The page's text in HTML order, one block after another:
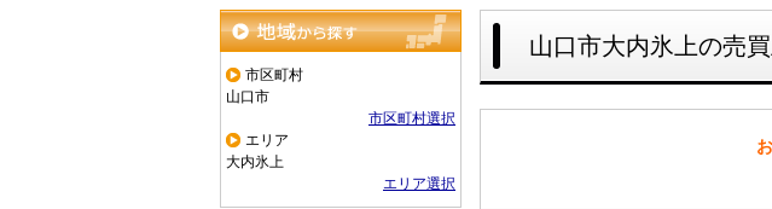
地域から探す
市区町村
山口市
市区町村選択
エリア
大内氷上
エリア選択
山口市大内氷上の売